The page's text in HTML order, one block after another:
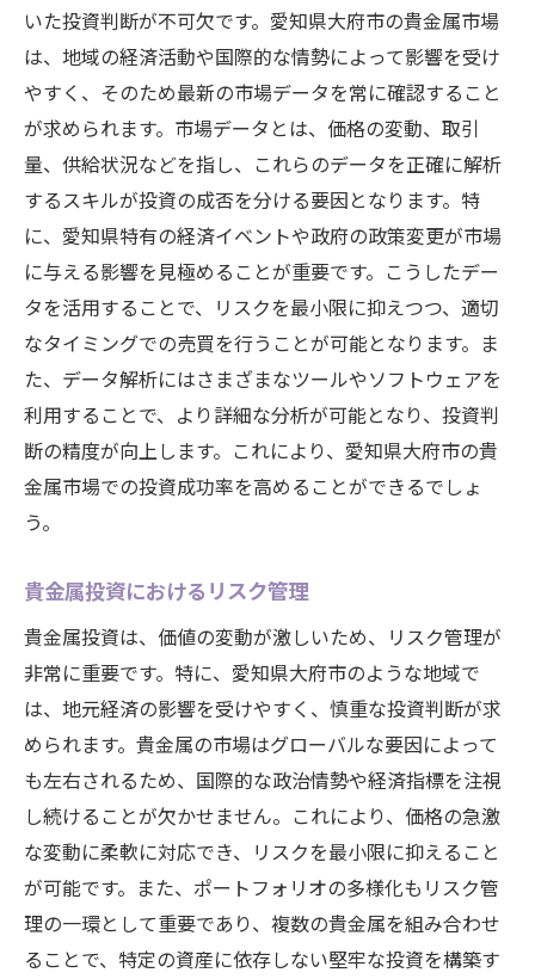
いた投資判断が不可欠です。愛知県大府市の貴金属市場
は、地域の経済活動や国際的な情勢によって影響を受け
やすく、そのため最新の市場データを常に確認すること
が求められます。市場データとは、価格の変動、取引
量、供給状況などを指し、これらのデータを正確に解析
するスキルが投資の成否を分ける要因となります。特
に、愛知県特有の経済イベントや政府の政策変更が市場
に与える影響を見極めることが重要です。こうしたデー
タを活用することで、リスクを最小限に抑えつつ、適切
なタイミングでの売買を行うことが可能となります。ま
た、データ解析にはさまざまなツールやソフトウェアを
利用することで、より詳細な分析が可能となり、投資判
断の精度が向上します。これにより、愛知県大府市の貴
金属市場での投資成功率を高めることができるでしょ
う。
貴金属投資におけるリスク管理
貴金属投資は、価値の変動が激しいため、リスク管理が
非常に重要です。特に、愛知県大府市のような地域で
は、地元経済の影響を受けやすく、慎重な投資判断が求
められます。貴金属の市場はグローバルな要因によって
も左右されるため、国際的な政治情勢や経済指標を注視
し続けることが欠かせません。これにより、価格の急激
な変動に柔軟に対応でき、リスクを最小限に抑えること
が可能です。また、ポートフォリオの多様化もリスク管
理の一環として重要であり、複数の貴金属を組み合わせ
ることで、特定の資産に依存しない堅牢な投資を構築す